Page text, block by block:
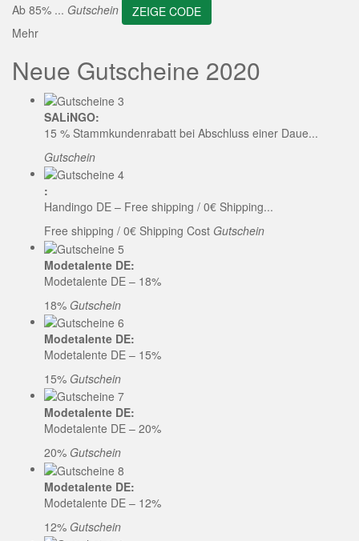
Ab 85% ... Gutschein
ZEIGE CODE
Mehr
Neue Gutscheine 2020
SALiNGO:
15 % Stammkundenrabatt bei Abschluss einer Daue...
Gutschein
:
Handingo DE – Free shipping / 0€ Shipping...
Free shipping / 0€ Shipping Cost Gutschein
Modetalente DE:
Modetalente DE – 18%
18% Gutschein
Modetalente DE:
Modetalente DE – 15%
15% Gutschein
Modetalente DE:
Modetalente DE – 20%
20% Gutschein
Modetalente DE:
Modetalente DE – 12%
12% Gutschein